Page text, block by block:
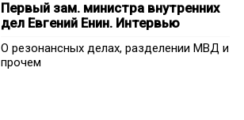
Первый зам. министра внутренних
дел Евгений Енин. Интервью
О резонансных делах, разделении МВД и
прочем